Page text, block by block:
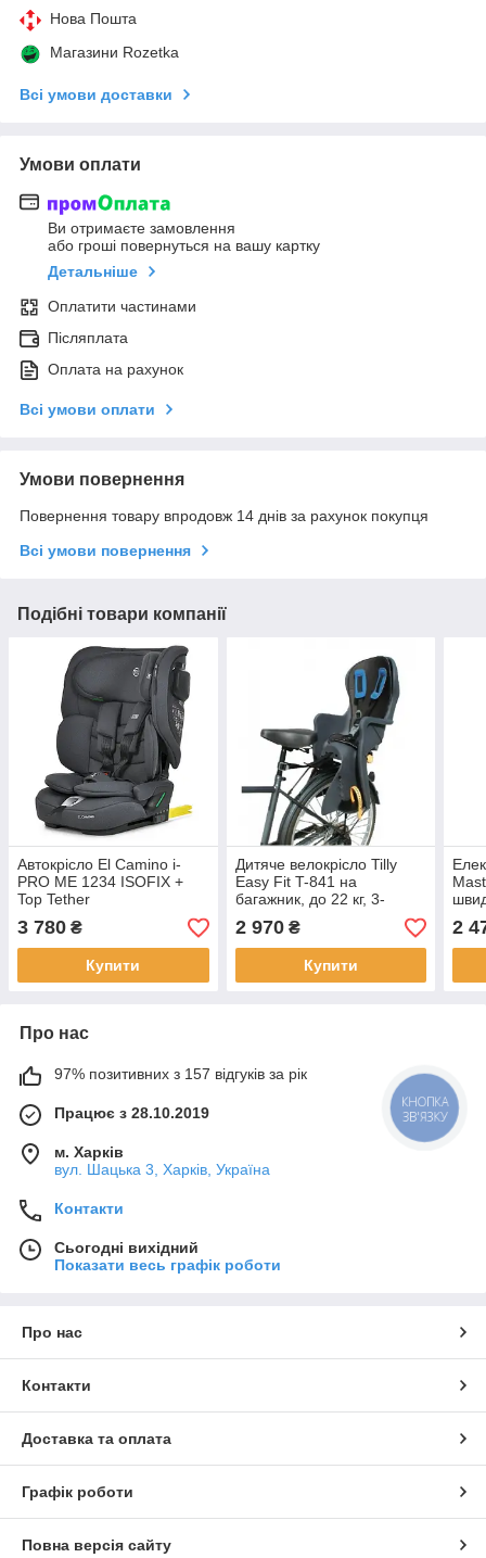
Нова Пошта
Магазини Rozetka
Всі умови доставки
Умови оплати
Ви отримаєте замовлення
або гроші повернуться на вашу картку
Детальніше
Оплатити частинами
Післяплата
Оплата на рахунок
Всі умови оплати
Умови повернення
Повернення товару впродовж 14 днів за рахунок покупця
Всі умови повернення
Подібні товари компанії
Автокрісло El Camino i-
PRO ME 1234 ISOFIX +
Top Tether
3 780 ₴
Купити
Дитяче велокрісло Tilly
Easy Fit T-841 на
багажник, до 22 кг, 3-
регульовані підніжки
2 970₴
Купити
2
Про нас
97% позитивних з 157 відгуків за рік
Працює з 28.10.2019
м. Харків
вул. Шацька 3, Харків, Україна
Контакти
Сьогодні вихідний
Показати весь графік роботи
Про нас
Контакти
Доставка та оплата
Графік роботи
Повна версія сайту
КНОПКА
ЗВ'ЯЗКУ